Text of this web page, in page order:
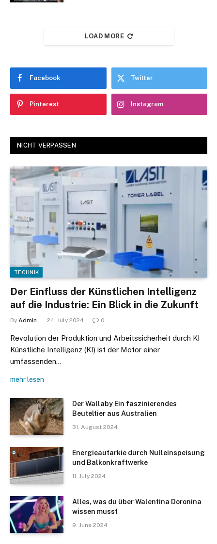
LOAD MORE
Facebook Twitter
Pinterest Instagram
NICHT VERPASSEN
TECHNIK
Der Einfluss der Künstlichen Intelligenz
auf die Industrie: Ein Blick in die Zukunft
By Admin 24. July 2024 0
Revolution der Produktion und Arbeitssicherheit durch KI
Künstliche Intelligenz (KI) ist der Motor einer
umfassenden…
mehr lesen
Der Wallaby Ein faszinierendes
Beuteltier aus Australien
31. August 2024
Energieautarkie durch Nulleinspeisung
und Balkonkraftwerke
11. July 2024
Alles, was du über Walentina Doronina
wissen musst
9. June 2024